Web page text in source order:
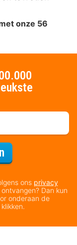
onze 56
ons privacy
Dan kun
onderaan de